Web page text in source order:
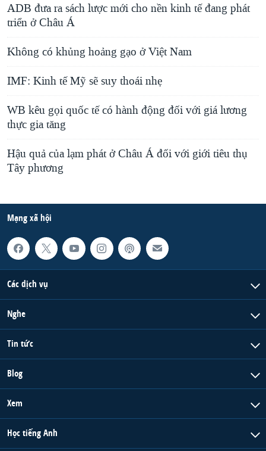
ADB đưa ra sách lược mới cho nền kinh tế đang phát
triển ở Châu Á
Không có khủng hoảng gạo ở Việt Nam
IMF: Kinh tế Mỹ sẽ suy thoái nhẹ
WB kêu gọi quốc tế có hành động đối với giá lương
thực gia tăng
Hậu quả của lạm phát ở Châu Á đối với giới tiêu thụ
Tây phương
Mạng xã hội
Các dịch vụ
Nghe
Tin tức
Blog
Xem
Học tiếng Anh